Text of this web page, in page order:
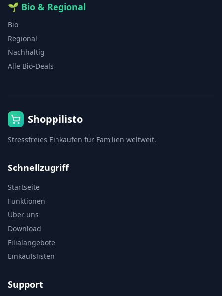
🌱 Bio & Regional
Bio
Regional
Nachhaltig
Alle Bio-Deals
Shoppilisto
Stressfreies Einkaufen für Familien weltweit.
Schnellzugriff
Startseite
Funktionen
Über uns
Download
Filialangebote
Einkaufslisten
Support